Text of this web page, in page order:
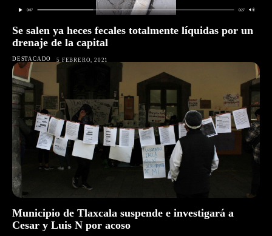
Se salen ya heces fecales totalmente líquidas por un
drenaje de la capital
DESTACADO 5 FEBRERO, 2021
Municipio de Tlaxcala suspende e investigará a
Cesar y Luis N por acoso